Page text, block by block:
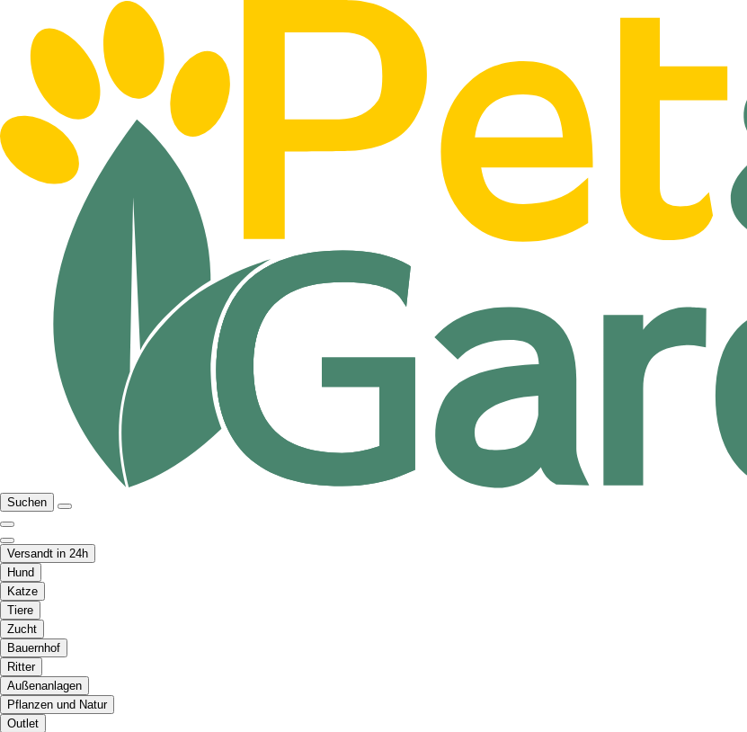
Suchen
Versandt in 24h
Hund
Katze
Tiere
Zucht
Bauernhof
Ritter
Außenanlagen
Pflanzen und Natur
Outlet